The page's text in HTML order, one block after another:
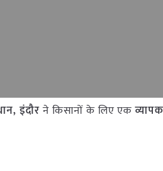
इंदौरने किसानों के लिए एक